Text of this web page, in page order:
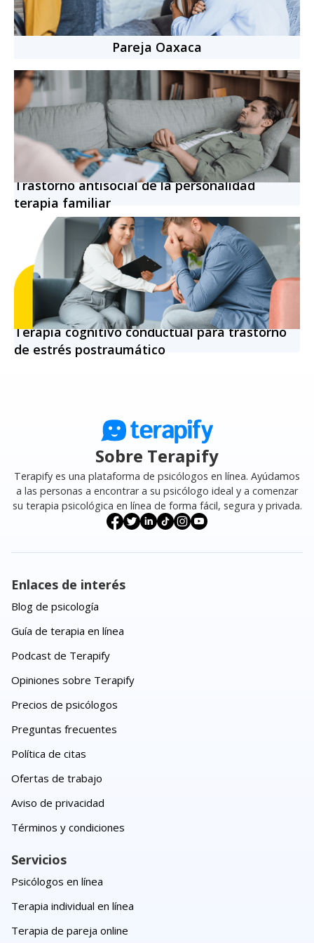
Pareja Oaxaca
Trastorno antisocial de la personalidad
terapia familiar
Terapia cognitivo conductual para trastorno
de estrés postraumático
Sobre Terapify
Terapify es una plataforma de psicólogos en línea. Ayúdamos
a las personas a encontrar a su psicólogo ideal y a comenzar
su terapia psicológica en línea de forma fácil, segura y privada.
Enlaces de interés
Blog de psicología
Guía de terapia en línea
Podcast de Terapify
Opiniones sobre Terapify
Precios de psicólogos
Preguntas frecuentes
Política de citas
Ofertas de trabajo
Aviso de privacidad
Términos y condiciones
Servicios
Psicólogos en línea
Terapia individual en línea
Terapia de pareja online